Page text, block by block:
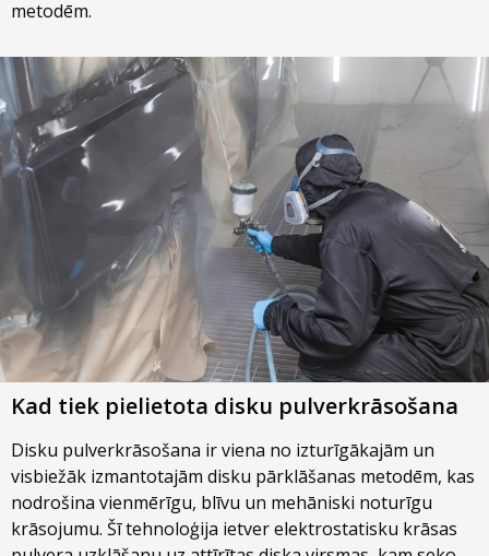
metodēm.
Kad tiek pielietota disku pulverkrāsošana
Disku pulverkrāsošana ir viena no izturīgākajām un
visbiežāk izmantotajām disku pārklāšanas metodēm, kas
nodrošina vienmērīgu, blīvu un mehāniski noturīgu
krāsojumu. Šī tehnoloģija ietver elektrostatisku krāsas